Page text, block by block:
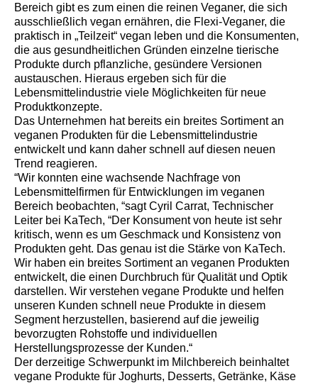
Bereich gibt es zum einen die reinen Veganer, die sich
ausschließlich vegan ernähren, die Flexi-Veganer, die
praktisch in „Teilzeit“ vegan leben und die Konsumenten,
die aus gesundheitlichen Gründen einzelne tierische
Produkte durch pflanzliche, gesündere Versionen
austauschen. Hieraus ergeben sich für die
Lebensmittelindustrie viele Möglichkeiten für neue
Produktkonzepte.
Das Unternehmen hat bereits ein breites Sortiment an
veganen Produkten für die Lebensmittelindustrie
entwickelt und kann daher schnell auf diesen neuen
Trend reagieren.
“Wir konnten eine wachsende Nachfrage von
Lebensmittelfirmen für Entwicklungen im veganen
Bereich beobachten, “sagt Cyril Carrat, Technischer
Leiter bei KaTech, “Der Konsument von heute ist sehr
kritisch, wenn es um Geschmack und Konsistenz von
Produkten geht. Das genau ist die Stärke von KaTech.
Wir haben ein breites Sortiment an veganen Produkten
entwickelt, die einen Durchbruch für Qualität und Optik
darstellen. Wir verstehen vegane Produkte und helfen
unseren Kunden schnell neue Produkte in diesem
Segment herzustellen, basierend auf die jeweilig
bevorzugten Rohstoffe und individuellen
Herstellungsprozesse der Kunden.“
Der derzeitige Schwerpunkt im Milchbereich beinhaltet
vegane Produkte für Joghurts, Desserts, Getränke, Käse